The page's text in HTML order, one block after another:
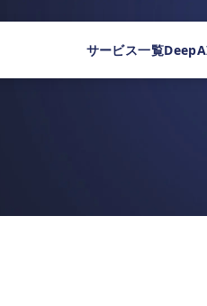
サービス一覧